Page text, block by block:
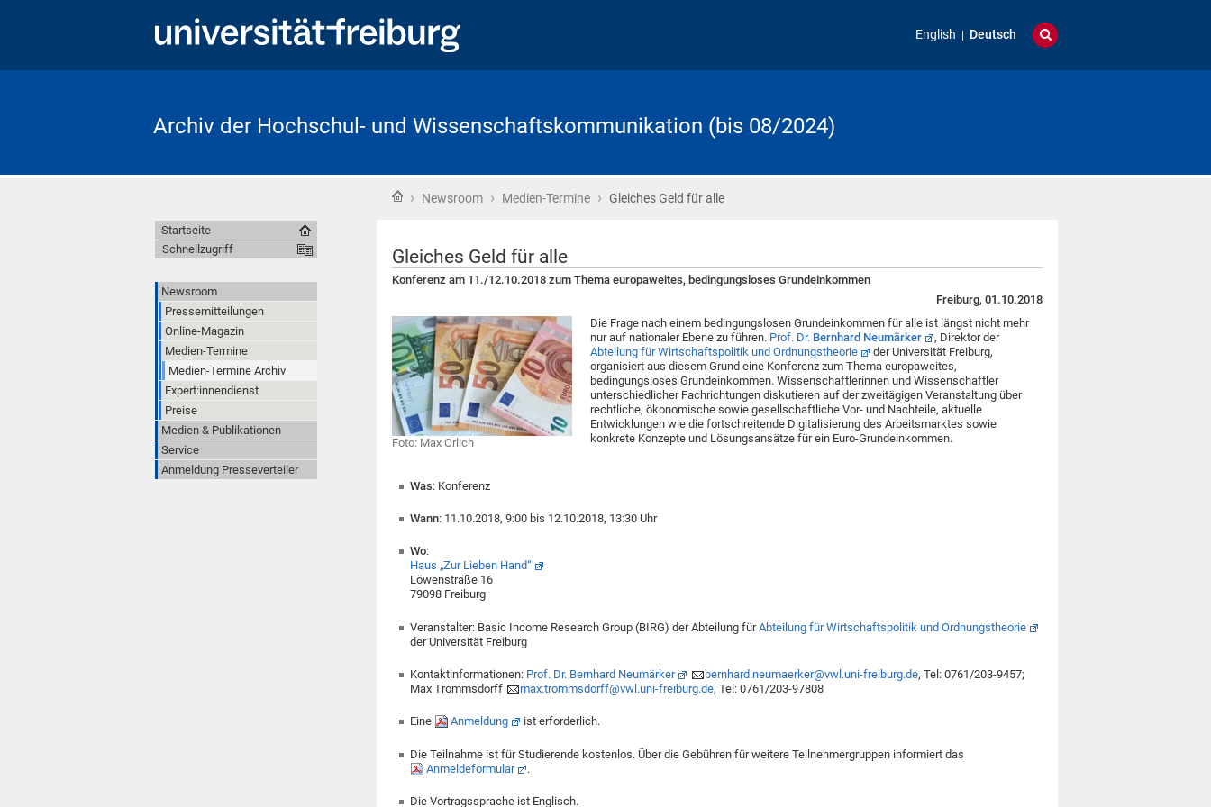
English Deutsch
Archiv der Hochschul- und Wissenschaftskommunikation (bis 08/2024)
Startseite
› Newsroom › Medien-Termine › Gleiches Geld für alle
Gleiches Geld für alle
Konferenz am 11./12.10.2018 zum Thema europaweites, bedingungsloses Grundeinkommen
Freiburg, 01.10.2018
Foto: Max Orlich
Die Frage nach einem bedingungslosen Grundeinkommen für alle ist längst nicht mehr
nur auf nationaler Ebene zu führen. Prof. Dr. Bernhard Neumärker
, Direktor der
Abteilung für Wirtschaftspolitik und Ordnungstheorie
der Universität Freiburg,
organisiert aus diesem Grund eine Konferenz zum Thema europaweites,
bedingungsloses Grundeinkommen. Wissenschaftlerinnen und Wissenschaftler
unterschiedlicher Fachrichtungen diskutieren auf der zweitägigen Veranstaltung über
rechtliche, ökonomische sowie gesellschaftliche Vor- und Nachteile, aktuelle
Entwicklungen wie die fortschreitende Digitalisierung des Arbeitsmarktes sowie
konkrete Konzepte und Lösungsansätze für ein Euro-Grundeinkommen.
Was: Konferenz
Wann: 11.10.2018, 9:00 bis 12.10.2018, 13:30 Uhr
Wo:
Haus „Zur Lieben Hand“
Löwenstraße 16
79098 Freiburg
Veranstalter: Basic Income Research Group (BIRG) der Abteilung fürAbteilung für Wirtschaftspolitik und Ordnungstheorie
der Universität Freiburg
Kontaktinformationen: Prof. Dr. Bernhard Neumärker bernhard.neumaerker@vwl.uni-freiburg.de, Tel: 0761/203-9457;
Max Trommsdorff
max.trommsdorff@vwl.uni-freiburg.de, Tel: 0761/203-97808
Eine Anmeldung ist erforderlich.
Die Teilnahme ist für Studierende kostenlos. Über die Gebühren für weitere Teilnehmergruppen informiert das
Anmeldeformular
.
Die Vortragssprache ist Englisch.
Startseite
Schnellzugriff
Newsroom
Pressemitteilungen
Online-Magazin
Medien-Termine
Medien-Termine Archiv
Expert:innendienst
Preise
Medien & Publikationen
Service
Anmeldung Presseverteiler